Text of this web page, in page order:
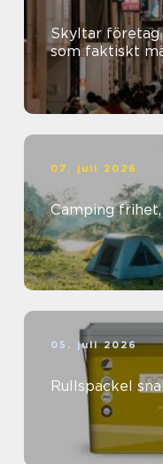
Skyltar företag så skapar du synlighet
som faktiskt
07. juli 2026
05. juli 2026